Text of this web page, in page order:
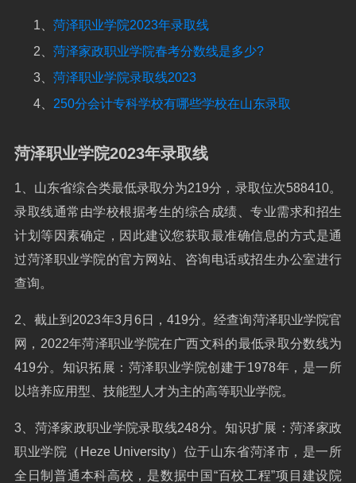
1、 菏泽职业学院2023年录取线
2、 菏泽家政职业学院春考分数线是多少?
3、 菏泽职业学院录取线2023
4、 250分会计专科学校有哪些学校在山东录取
菏泽职业学院2023年录取线
1、山东省综合类最低录取分为219分，录取位次588410。
录取线通常由学校根据考生的综合成绩、专业需求和招生
计划等因素确定，因此建议您获取最准确信息的方式是通
过菏泽职业学院的官方网站、咨询电话或招生办公室进行
查询。
2、截止到2023年3月6日，419分。经查询菏泽职业学院官
网，2022年菏泽职业学院在广西文科的最低录取分数线为
419分。知识拓展：菏泽职业学院创建于1978年，是一所
以培养应用型、技能型人才为主的高等职业学院。
3、菏泽家政职业学院录取线248分。知识扩展：菏泽家政
职业学院（Heze University）位于山东省菏泽市，是一所
全日制普通本科高校，是数据中国“百校工程”项目建设院